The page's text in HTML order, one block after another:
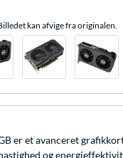
kan afvige fra originalen.
er et avanceret
og